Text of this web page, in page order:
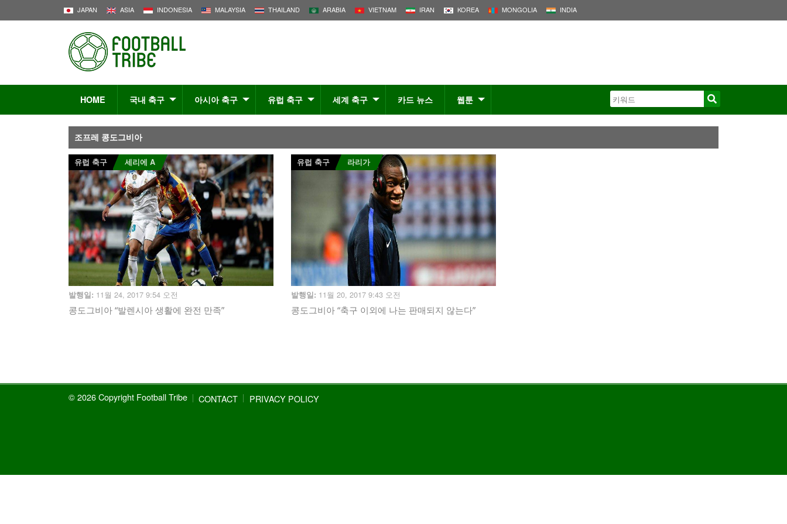
JAPAN ASIA INDONESIA MALAYSIA THAILAND ARABIA VIETNAM IRAN KOREA MONGOLIA INDIA
HOME 국내 축구 아시아 축구 유럽 축구 세계 축구 카드 뉴스 웹툰
조프레 콩도그비아
유럽 축구 세리에 A
발행일: 11월 24, 2017 9:54 오전
콩도그비아 “발렌시아 생활에 완전 만족”
유럽 축구 라리가
발행일: 11월 20, 2017 9:43 오전
콩도그비아 “축구 이외에 나는 판매되지 않는다”
© 2026 Copyright Football Tribe CONTACT PRIVACY POLICY